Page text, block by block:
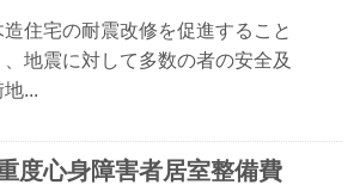
造住宅の耐震改修を促進すること
、地震に対して多数の者の安全及
...
度心身障害者居室整備費